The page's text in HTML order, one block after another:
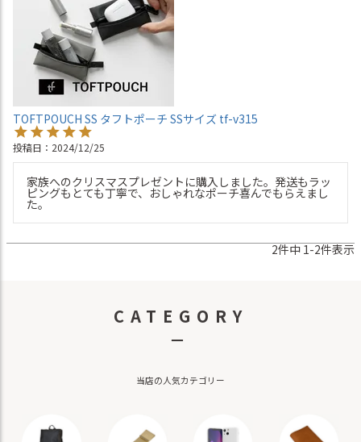
TOFTPOUCH SS タフトポーチ SSサイズ tf-v315
投稿日 2024/12/25
家族へのクリスマスプレゼントに購入しました。発送もラッ
ピングもとても丁寧で、おしゃれなポーチ喜んでもらえまし
た。
2件中 1-2件表示
CATEGORY
－
当店の人気カテゴリー